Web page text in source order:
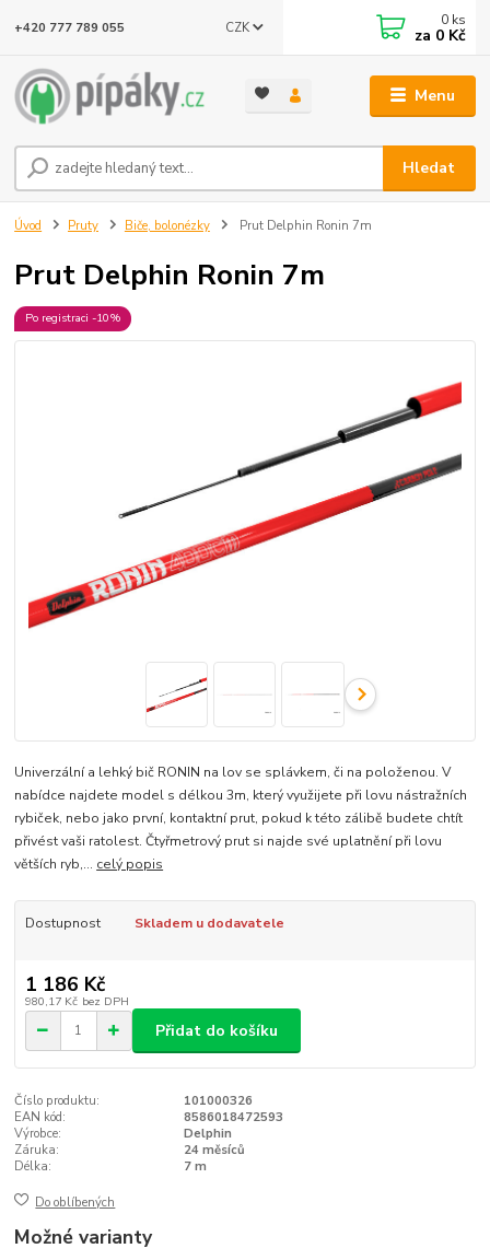
Menu
CZK
Hledat
+420 777 789 055 0 ks
za 0 Kč
Úvod Pruty Biče, bolonézky Prut Delphin Ronin 7m
Prut Delphin Ronin 7m
Po registraci -10%
Univerzální a lehký bič RONIN na lov se splávkem, či na položenou. V
nabídce najdete model s délkou 3m, který využijete při lovu nástražních
rybiček, nebo jako první, kontaktní prut, pokud k této zálibě budete chtít
přivést vaši ratolest. Čtyřmetrový prut si najde své uplatnění při lovu
větších ryb,... celý popis
Dostupnost Skladem u dodavatele
1 186 Kč
980,17 Kč bez DPH
Přidat do košíku
Číslo produktu:
101000326
EAN kód:
8586018472593
Výrobce:
Delphin
Záruka:
24 měsíců
Délka:
7 m
Do oblíbených
Možné varianty